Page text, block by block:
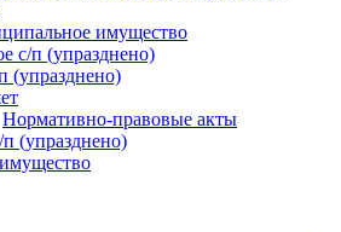
имущество
с/п (упразднено)
(упразднено)
Нормативно-правовые акты
(упразднено)